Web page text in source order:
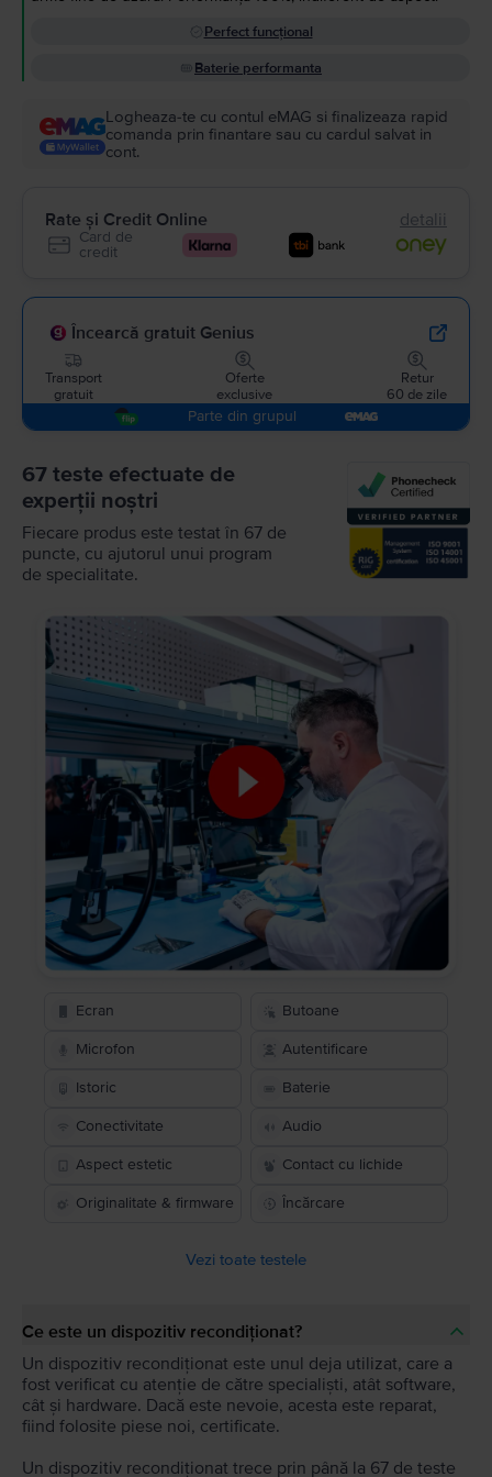
Perfect funcțional
Baterie performanta
Logheaza-te cu contul eMAG si finalizeaza rapid
comanda prin finantare sau cu cardul salvat in
cont.
Rate și Credit Online detalii
Card de
credit
Încearcă gratuit Genius
Transport
gratuit
Oferte
exclusive
Retur
60 de zile
Parte din grupul
67 teste efectuate de
experții noștri
Fiecare produs este testat în 67 de
puncte, cu ajutorul unui program
de specialitate.
Ecran Butoane
Microfon Autentificare
Istoric Baterie
Conectivitate Audio
Aspect estetic Contact cu lichide
Originalitate & firmware Încărcare
Vezi toate testele
Ce este un dispozitiv recondiționat?
Un dispozitiv recondiționat este unul deja utilizat, care a
fost verificat cu atenție de către specialiști, atât software,
cât și hardware. Dacă este nevoie, acesta este reparat,
fiind folosite piese noi, certificate.
Un dispozitiv recondiționat trece prin până la 67 de teste